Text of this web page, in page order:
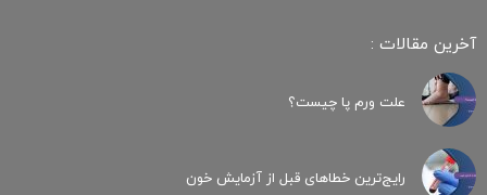
آخرین مقالات :
علت ورم پا چیست؟
رایج‌ترین خطاهای قبل از آزمایش خون